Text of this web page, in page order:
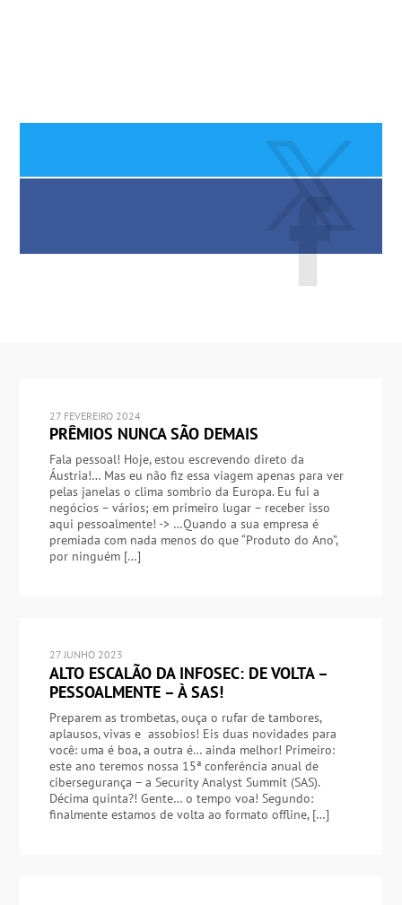
27 FEVEREIRO 2024
PRÊMIOS NUNCA SÃO DEMAIS
Fala pessoal! Hoje, estou escrevendo direto da
Áustria!… Mas eu não fiz essa viagem apenas para ver
pelas janelas o clima sombrio da Europa. Eu fui a
negócios – vários; em primeiro lugar – receber isso
aqui pessoalmente! -> …Quando a sua empresa é
premiada com nada menos do que “Produto do Ano”,
por ninguém […]
27 JUNHO 2023
ALTO ESCALÃO DA INFOSEC: DE VOLTA –
PESSOALMENTE – À SAS!
Preparem as trombetas, ouça o rufar de tambores,
aplausos, vivas e assobios! Eis duas novidades para
você: uma é boa, a outra é… ainda melhor! Primeiro:
este ano teremos nossa 15ª conferência anual de
cibersegurança – a Security Analyst Summit (SAS).
Décima quinta?! Gente… o tempo voa! Segundo:
finalmente estamos de volta ao formato offline, […]